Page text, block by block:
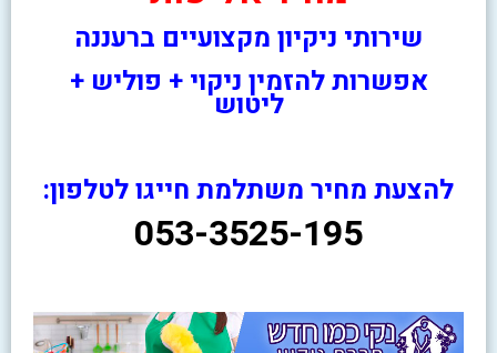
שירותי ניקיון מקצועיים ברעננה
אפשרות להזמין ניקוי + פוליש +
ליטוש
להצעת מחיר משתלמת חייגו לטלפון:
053-3525-195